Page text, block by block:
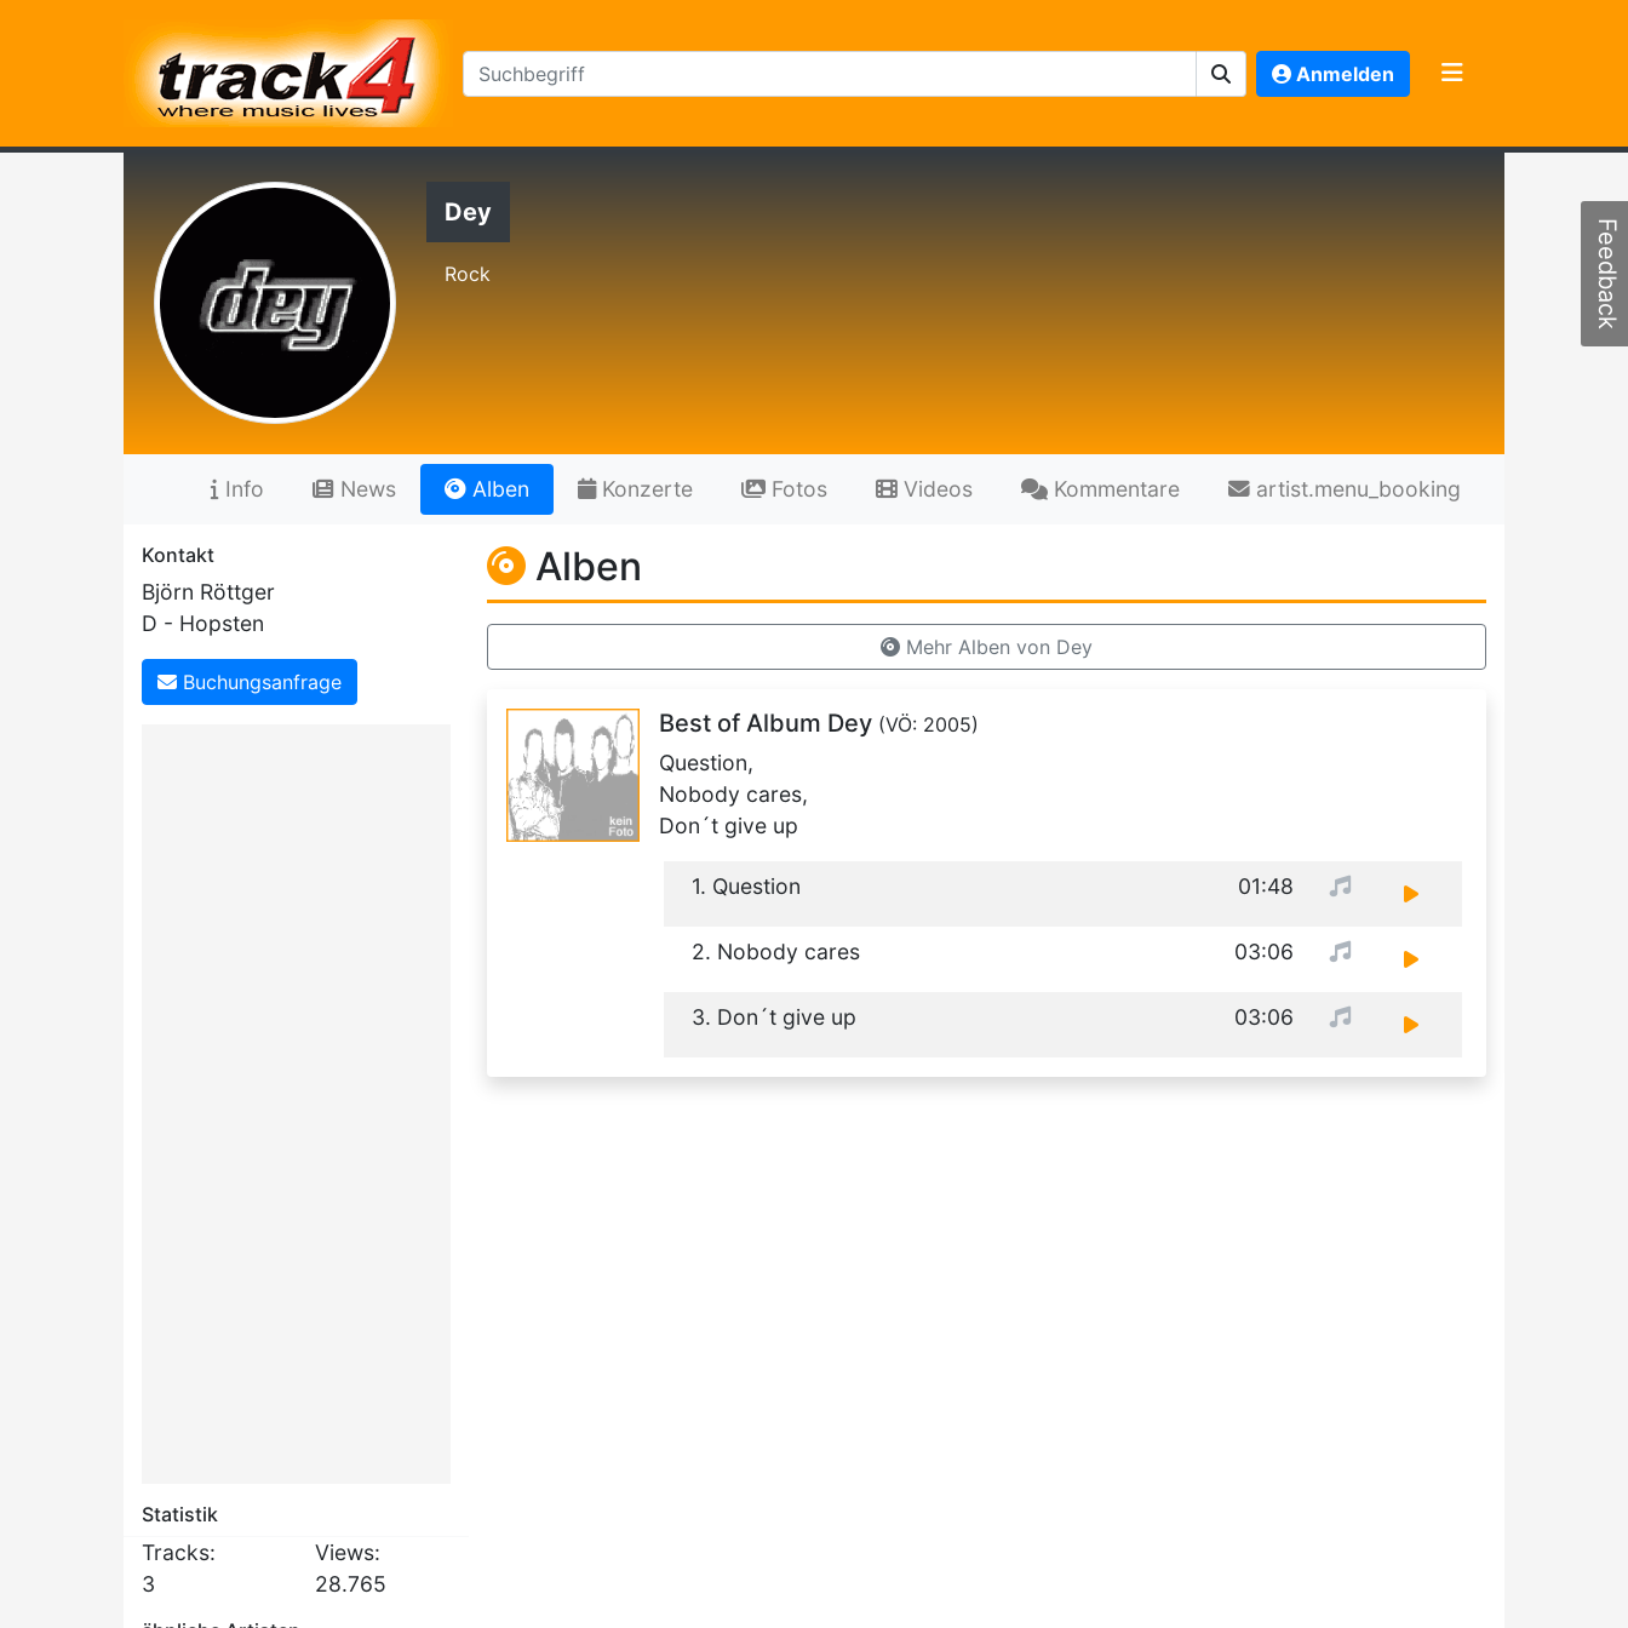
Anmelden
Dey
Rock
Info News Alben Konzerte Fotos Videos Kommentare artist.menu_booking
Kontakt
Björn Röttger
D - Hopsten
Buchungsanfrage
Statistik
Tracks:
3
Views:
28.765
Alben
Mehr Alben von Dey
Best of Album Dey (VÖ: 2005)
Question,
Nobody cares,
Don´t give up
1. Question 01:48
2. Nobody cares 03:06
3. Don´t give up 03:06
Feedback